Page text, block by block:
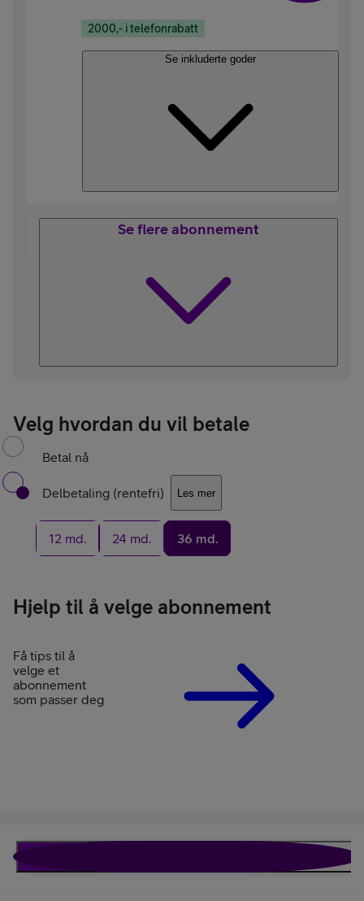
2000,- i telefonrabatt
Se inkluderte goder
Se flere abonnement
Velg hvordan du vil betale
Betal nå
Delbetaling (rentefri) Les mer
12 md. 24 md. 36 md.
Hjelp til å velge abonnement
Få tips til å
velge et
abonnement
som passer deg